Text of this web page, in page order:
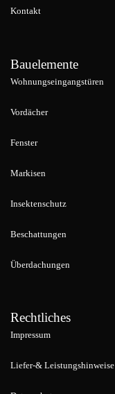
Kontakt
Bauelemente
Wohnungseingangstüren
Vordächer
Fenster
Markisen
Insektenschutz
Beschattungen
Überdachungen
Rechtliches
Impressum
Liefer-& Leistungshinweise